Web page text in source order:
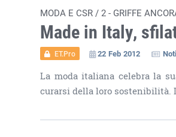
MODA E CSR / 2 - GRIFFE
Made in Italy,
ET.Pro 22 Feb 2012
La moda italiana celebra la
curarsi della loro sostenibilità.